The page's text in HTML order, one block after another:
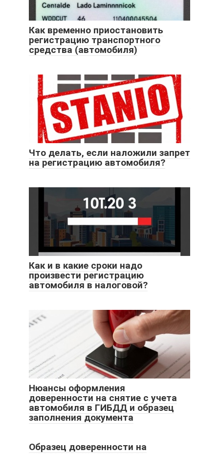
Как временно приостановить
регистрацию транспортного
средства (автомобиля)
Что делать, если наложили запрет
на регистрацию автомобиля?
Как и в какие сроки надо
произвести регистрацию
автомобиля в налоговой?
Нюансы оформления
доверенности на снятие с учета
автомобиля в ГИБДД и образец
заполнения документа
Образец доверенности на